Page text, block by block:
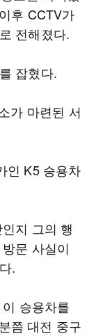
후 CCTV가
전해졌다.
잡혔다.
가 마련된 서
인 K5 승용차
지 그의 행
문 사실이
.
승용차를
쯤 대전 중구